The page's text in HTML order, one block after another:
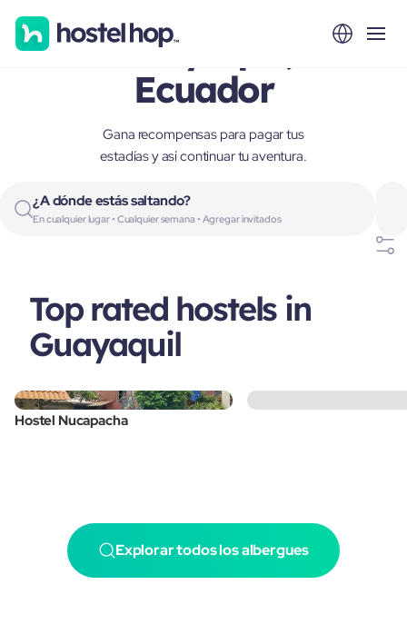
Guayaquil,
Ecuador
Gana recompensas para pagar tus
estadías y así continuar tu aventura.
¿A dónde estás saltando?
En cualquier lugar • Cualquier semana • Agregar invitados
Top rated hostels in
Guayaquil
Hostel Nucapacha
Explorar todos los albergues